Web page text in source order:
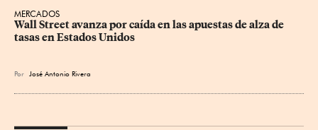
MERCADOS
Wall Street avanza por caída en las apuestas de alza de
tasas en Estados Unidos
Por José Antonio Rivera